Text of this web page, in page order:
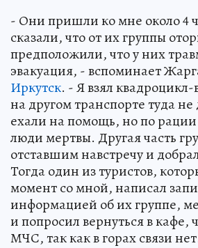
- Они пришли ко мне около 4
сказали, что от их группы
предположили, что у них
эвакуация, - вспоминает
Иркутск. - Я взял квадроцикл-
на другом транспорте туда
ехали на помощь, но по
люди мертвы. Другая часть
отставшим навстречу и
Тогда один из туристов,
момент со мной, написал
информацией об их группе,
и попросил вернуться в кафе,
МЧС, так как в горах связи